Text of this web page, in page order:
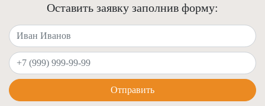
Оставить заявку заполнив форму:
Ваше имя
Ваш телефон
Отправить